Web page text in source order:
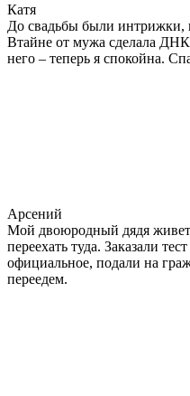
Катя
До свадьбы были интрижки,
Втайне от мужа сделала ДНК
него – теперь я спокойна.
Арсений
Мой двоюродный дядя
переехать туда. Заказали
официальное, подали на
переедем.